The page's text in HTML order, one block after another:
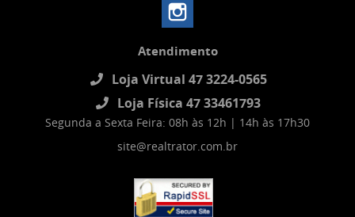
Atendimento
Loja Virtual 47 3224-0565
Loja Física 47 33461793
Segunda a Sexta Feira: 08h às 12h | 14h às 17h30
site@realtrator.com.br